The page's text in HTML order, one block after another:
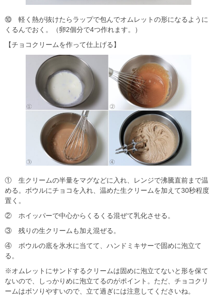
⑩ 軽く熱が抜けたらラップで包んでオムレットの形になるように
くるんでおく。（卵2個分で4つ作れます。）
【チョコクリームを作って仕上げる】
① 生クリームの半量をマグなどに入れ、レンジで沸騰直前まで温
める。ボウルにチョコを入れ、温めた生クリームを加えて30秒程度
置く。
② ホイッパーで中心からくるくる混ぜて乳化させる。
③ 残りの生クリームも加え混ぜる。
④ ボウルの底を氷水に当てて、ハンドミキサーで固めに泡立て
る。
※オムレットにサンドするクリームは固めに泡立てないと形を保て
ないので、しっかりめに泡立てるのがポイント。ただ、チョコクリ
ームはボソりやすいので、立て過ぎには注意してくださいね。